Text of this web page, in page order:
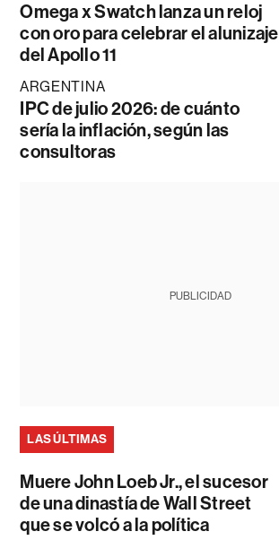
Omega x Swatch lanza un reloj
con oro para celebrar el alunizaje
del Apollo 11
ARGENTINA
IPC de julio 2026: de cuánto
sería la inflación, según las
consultoras
PUBLICIDAD
LAS ÚLTIMAS
Muere John Loeb Jr., el sucesor
de una dinastía de Wall Street
que se volcó a la política